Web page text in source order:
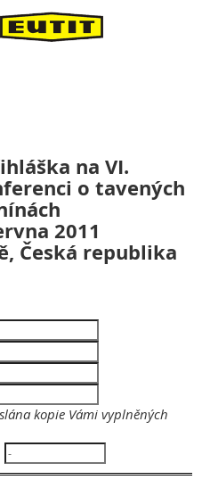
na VI.
o tavených
2011
Česká republika
kopie Vámi vyplněných